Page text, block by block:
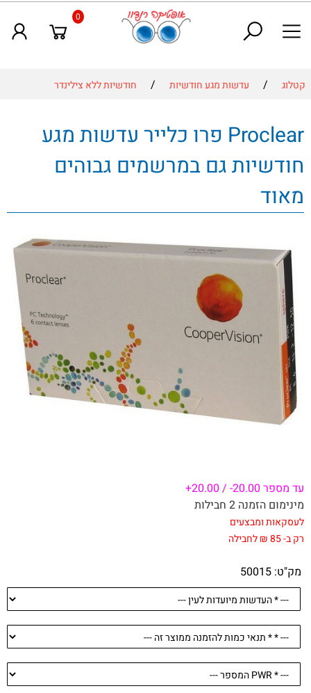
0
קטלוג / עדשות מגע חודשיות / חודשיות ללא צילינדר
Proclear פרו כלייר עדשות מגע
חודשיות גם במרשמים גבוהים
מאוד
עד מספר 20.00- / 20.00+
מינימום הזמנה 2 חבילות
לעסקאות ומבצעים
רק ב- 85 ₪ לחבילה
מק"ט: 50015